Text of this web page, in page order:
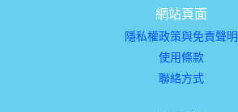
網站頁面
隱私權政策與免責聲明
使用條款
聯絡方式